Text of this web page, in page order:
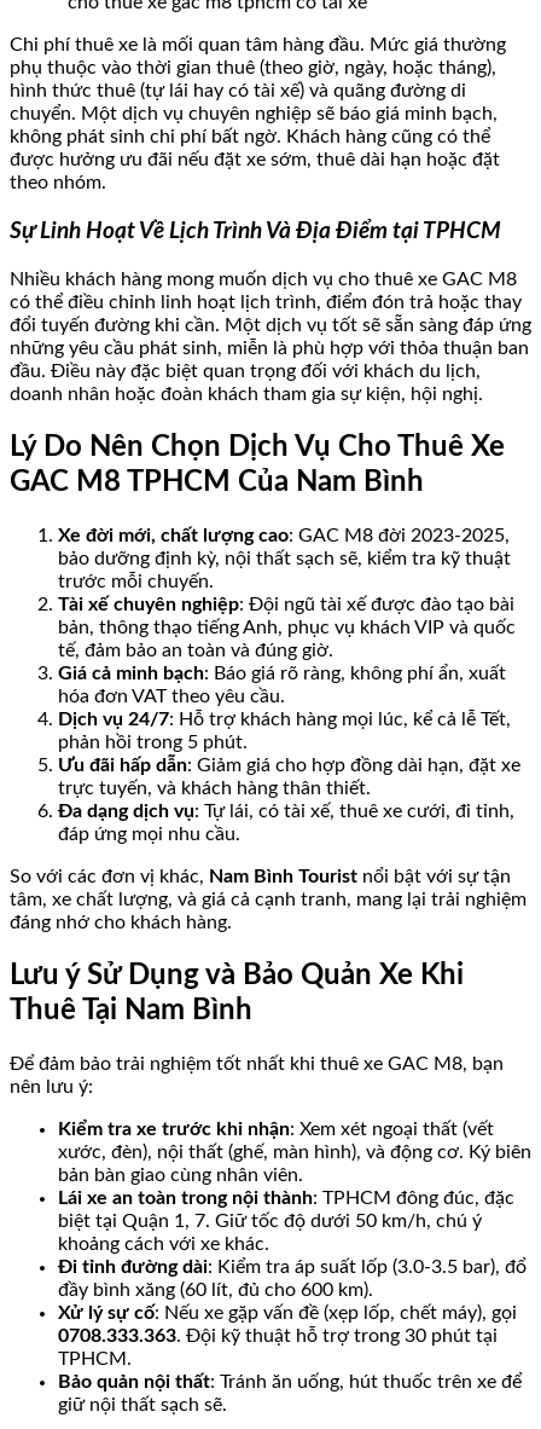
Chi phí thuê xe là mối quan tâm hàng đầu. Mức giá thường
phụ thuộc vào thời gian thuê (theo giờ, ngày, hoặc tháng),
hình thức thuê (tự lái hay có tài xế) và quãng đường di
chuyển. Một dịch vụ chuyên nghiệp sẽ báo giá minh bạch,
không phát sinh chi phí bất ngờ. Khách hàng cũng có thể
được hưởng ưu đãi nếu đặt xe sớm, thuê dài hạn hoặc đặt
theo nhóm.
Sự Linh Hoạt Về Lịch Trình Và Địa Điểm tại TPHCM
Nhiều khách hàng mong muốn dịch vụ cho thuê xe GAC M8
có thể điều chỉnh linh hoạt lịch trình, điểm đón trả hoặc thay
đổi tuyến đường khi cần. Một dịch vụ tốt sẽ sẵn sàng đáp ứng
những yêu cầu phát sinh, miễn là phù hợp với thỏa thuận ban
đầu. Điều này đặc biệt quan trọng đối với khách du lịch,
doanh nhân hoặc đoàn khách tham gia sự kiện, hội nghị.
Lý Do Nên Chọn Dịch Vụ Cho Thuê Xe
GAC M8 TPHCM Của Nam Bình
Xe đời mới, chất lượng cao: GAC M8 đời 2023-2025,
bảo dưỡng định kỳ, nội thất sạch sẽ, kiểm tra kỹ thuật
trước mỗi chuyến.
Tài xế chuyên nghiệp: Đội ngũ tài xế được đào tạo bài
bản, thông thạo tiếng Anh, phục vụ khách VIP và quốc
tế, đảm bảo an toàn và đúng giờ.
Giá cả minh bạch: Báo giá rõ ràng, không phí ẩn, xuất
hóa đơn VAT theo yêu cầu.
Dịch vụ 24/7: Hỗ trợ khách hàng mọi lúc, kể cả lễ Tết,
phản hồi trong 5 phút.
Ưu đãi hấp dẫn: Giảm giá cho hợp đồng dài hạn, đặt xe
trực tuyến, và khách hàng thân thiết.
Đa dạng dịch vụ: Tự lái, có tài xế, thuê xe cưới, đi tỉnh,
đáp ứng mọi nhu cầu.
So với các đơn vị khác, Nam Bình Tourist nổi bật với sự tận
tâm, xe chất lượng, và giá cả cạnh tranh, mang lại trải nghiệm
đáng nhớ cho khách hàng.
Lưu ý Sử Dụng và Bảo Quản Xe Khi
Thuê Tại Nam Bình
Để đảm bảo trải nghiệm tốt nhất khi thuê xe GAC M8, bạn
nên lưu ý:
Kiểm tra xe trước khi nhận: Xem xét ngoại thất (vết
xước, đèn), nội thất (ghế, màn hình), và động cơ. Ký biên
bản bàn giao cùng nhân viên.
Lái xe an toàn trong nội thành: TPHCM đông đúc, đặc
biệt tại Quận 1, 7. Giữ tốc độ dưới 50 km/h, chú ý
khoảng cách với xe khác.
Đi tỉnh đường dài: Kiểm tra áp suất lốp (3.0-3.5 bar), đổ
đầy bình xăng (60 lít, đủ cho 600 km).
Xử lý sự cố: Nếu xe gặp vấn đề (xẹp lốp, chết máy), gọi
0708.333.363. Đội kỹ thuật hỗ trợ trong 30 phút tại
TPHCM.
Bảo quản nội thất: Tránh ăn uống, hút thuốc trên xe để
giữ nội thất sạch sẽ.